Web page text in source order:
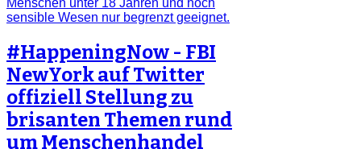
#HappeningNow - FBI
NewYork auf Twitter
offiziell Stellung zu
brisanten Themen rund
um Menschenhandel